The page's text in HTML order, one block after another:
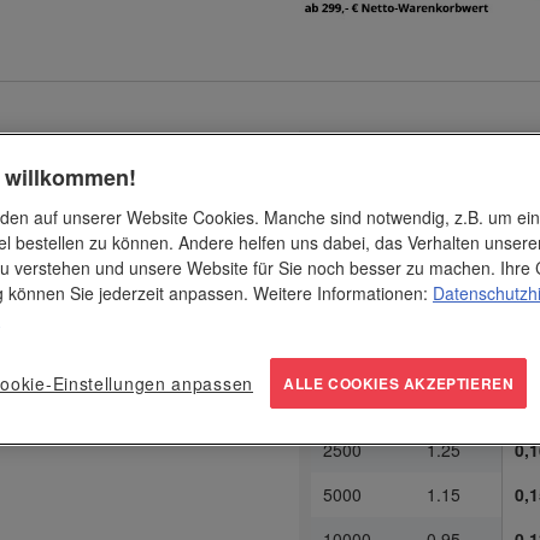
im praktischen
Schutz vor Wegrollen
Austrockenschutz
kommt bewährte
Markieren.
sparen Sie
Druckkosten!
ab Stück
€ / Stk. 1-
500
1.65
1000
1.35
2500
1.25
5000
1.15
auf unserer Website Cookies. Manche sind notwendig, z.B. um
bestellen zu können. Andere helfen uns dabei, das Verhalten
verstehen und unsere Website für Sie noch besser zu machen. Ihre
können Sie jederzeit anpassen. Weitere Informationen:
Einstellungen anpassen ALLE COOKIES AKZEPTIEREN